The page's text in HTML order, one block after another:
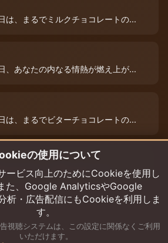
は、まるでミルクチョコレートの...
、あなたの内なる情熱が燃え上が...
は、まるでビターチョコレートの...
な絡み合いが運命を彩ります。チ...
の使用について
ービス向上のためにCookieを使用し
た、Google AnalyticsやGoogle
析・広告配信にもCookieを利用しま
す。
視聴システムは、この設定に関係なくご利用
いただけます。